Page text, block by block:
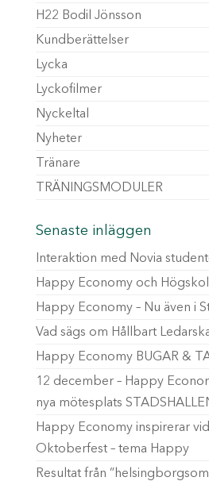
H22 Bodil Jönsson
Kundberättelser
Lycka
Lyckofilmer
Nyckeltal
Nyheter
Tränare
TRÄNINGSMODULER
Senaste inläggen
Interaktion med Novia
Happy Economy och
Happy Economy – Nu även i
Vad sägs om Hållbart
Happy Economy BUGAR &
12 december – Happy
nya mötesplats
Happy Economy inspirerar
Oktoberfest – tema Happy
Resultat från